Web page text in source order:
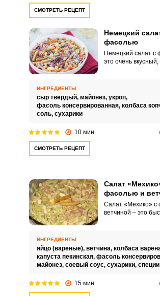
СМОТРЕТЬ РЕЦЕПТ
Немецкий
фасолью
Немецкий салат с
это очень
быстро, буквально
минут.
ИНГРЕДИЕНТЫ
сыр твердый, майонез, укроп,
фасоль консервированная, колбаса
соль, сухарики
10 мин
СМОТРЕТЬ РЕЦЕПТ
Салат
фасолью и
Салат «Мехико» с
ветчиной – это
ИНГРЕДИЕНТЫ
яйцо (вареные), ветчина, колбаса
капуста пекинская, фасоль
майонез, соевый соус, сухарики, специи
15 мин